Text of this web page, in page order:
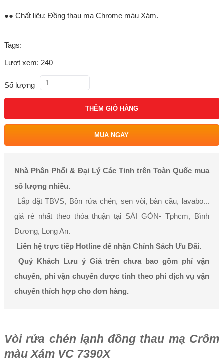
●● Chất liệu: Đồng thau mạ Chrome màu Xám.
Tags:
Lượt xem: 240
Số lượng
THÊM GIỎ HÀNG
MUA NGAY
Nhà Phân Phối & Đại Lý Các Tỉnh trên Toàn Quốc mua
số lượng nhiều.
Lắp đặt TBVS, Bồn rửa chén, sen vòi, bàn cầu, lavabo...
giá rẻ nhất theo thỏa thuận tại SÀI GÒN- Tphcm, Bình
Dương, Long An.
Liên hệ trực tiếp Hotline để nhận Chính Sách Ưu Đãi.
Quý Khách Lưu ý Giá trên chưa bao gồm phí vận
chuyển, phí vận chuyển được tính theo phí dịch vụ vận
chuyển thích hợp cho đơn hàng.
Vòi rửa chén lạnh đồng thau mạ Crôm
màu Xám VC 7390X